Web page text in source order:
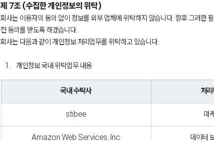
제 7조 (수집한 개인정보의 위탁)
회사는 이용자의 동의 없이 정보를 외부 업체에 위탁하지 않습니다. 향후 그러한
전 동의를 받도록 하겠습니다.
회사는 다음과 같이 개인정보 처리업무를 위탁하고 있습니다.
개인정보 국내 위탁업무 내용
국내 수탁사 처
stibee 마
Amazon Web Services, Inc 데이터